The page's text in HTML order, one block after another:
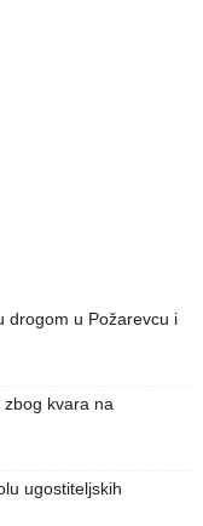
drogom u Požarevcu i
kvara na
ugostiteljskih